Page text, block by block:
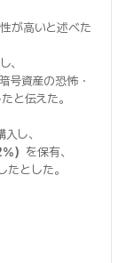
が高いと述べた
し、
号資産の恐怖・
と伝えた。
し、
）を保有、
たとした。